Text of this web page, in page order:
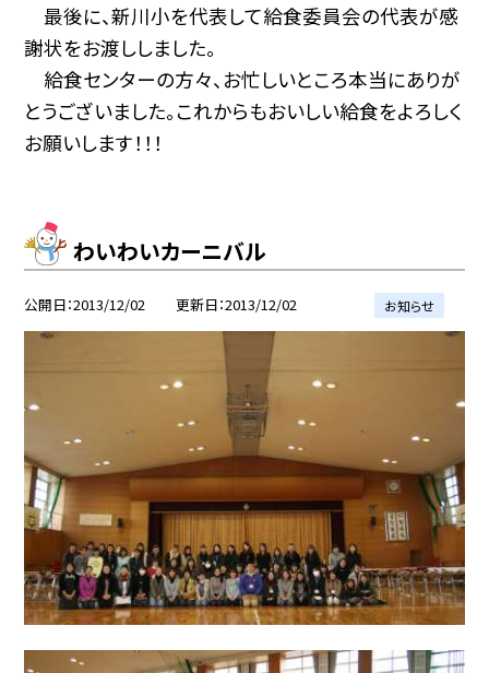
最後に、新川小を代表して給食委員会の代表が感
謝状をお渡ししました。
給食センターの方々、お忙しいところ本当にありが
とうございました。これからもおいしい給食をよろしく
お願いします！！！
わいわいカーニバル
公開日 2013/12/02 更新日 2013/12/02 お知らせ